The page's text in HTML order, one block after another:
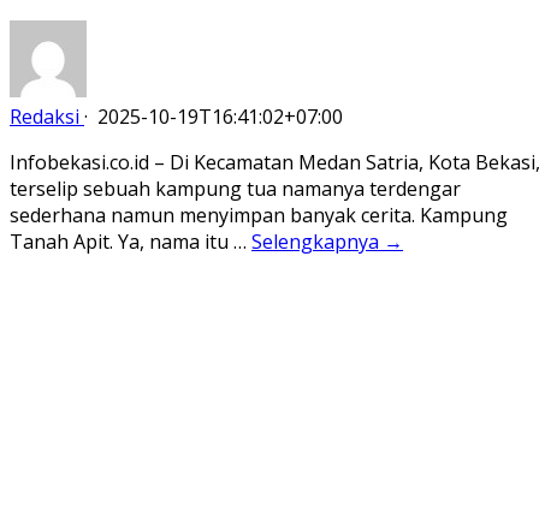
Redaksi · 2025-10-19T16:41:02+07:00
Infobekasi.co.id – Di Kecamatan Medan Satria, Kota Bekasi,
terselip sebuah kampung tua namanya terdengar
sederhana namun menyimpan banyak cerita. Kampung
Tanah Apit. Ya, nama itu … Selengkapnya →